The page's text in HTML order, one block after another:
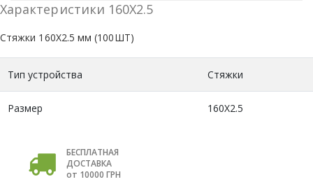
Характеристики 160Х2.5
Стяжки 160Х2.5 мм (100ШТ)
Тип устройства Стяжки
Размер 160Х2.5
БЕСПЛАТНАЯ
ДОСТАВКА
от 10000 ГРН